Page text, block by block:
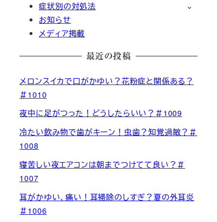
症状別の対処法
お知らせ
メディア掲載
最近の投稿
メロンスイカで口がかゆい？花粉症と関係ある？
＃1010
夜中に足がつった！どうしたらいい？＃1009
冷たい飲み物で歯がキーン！虫歯？知覚過敏？＃
1008
寝苦しい夜エアコンは朝までつけてて良い？＃
1007
耳がかゆい、痛い！耳掃除のしすぎ？夏の外耳炎
＃1006